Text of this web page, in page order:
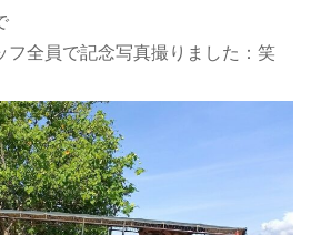
フ全員で記念写真撮りました：笑